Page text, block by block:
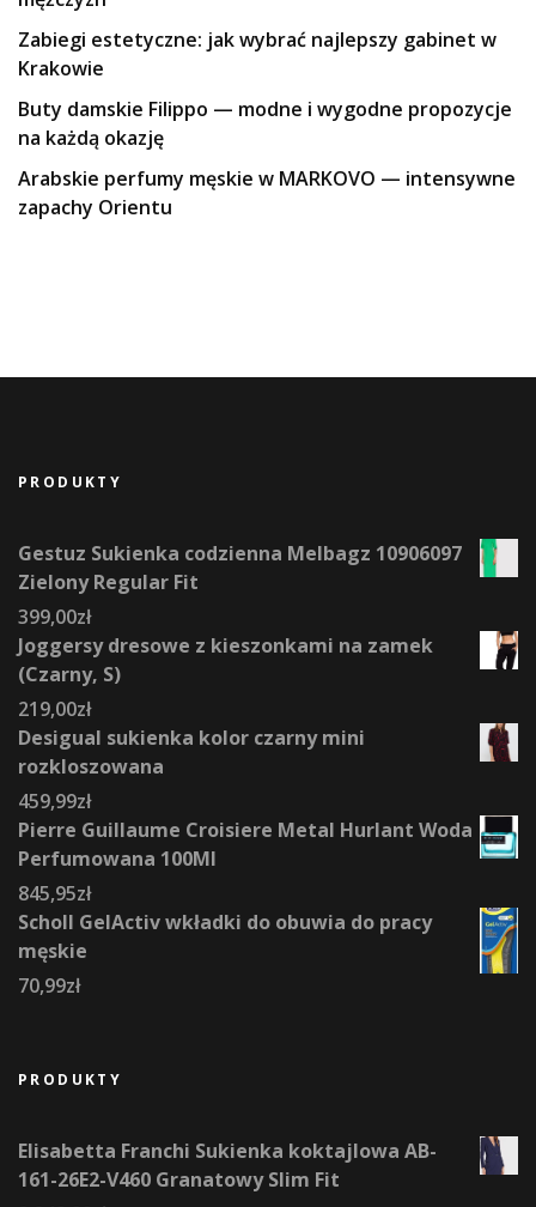
Zabiegi estetyczne: jak wybrać najlepszy gabinet w
Krakowie
Buty damskie Filippo — modne i wygodne propozycje
na każdą okazję
Arabskie perfumy męskie w MARKOVO — intensywne
zapachy Orientu
PRODUKTY
Gestuz Sukienka codzienna Melbagz 10906097
Zielony Regular Fit
399,00zł
Joggersy dresowe z kieszonkami na zamek
(Czarny, S)
219,00zł
Desigual sukienka kolor czarny mini
rozkloszowana
459,99zł
Pierre Guillaume Croisiere Metal Hurlant Woda
Perfumowana 100Ml
845,95zł
Scholl GelActiv wkładki do obuwia do pracy
męskie
70,99zł
PRODUKTY
Elisabetta Franchi Sukienka koktajlowa AB-
161-26E2-V460 Granatowy Slim Fit